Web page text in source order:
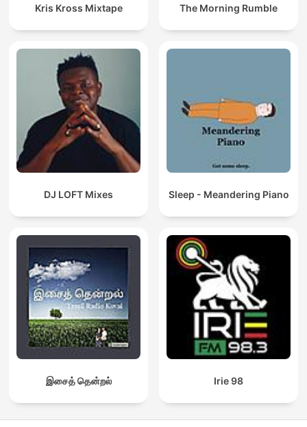
Kris Kross Mixtape The Morning Rumble
DJ LOFT Mixes Sleep - Meandering Piano
இசைத் தென்றல் Irie 98